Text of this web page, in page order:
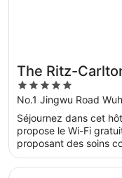
The Ritz-
5
out
of
5
No.1 Jingwu Road
Séjournez dans cet
propose le Wi-Fi
proposant des soins
S’ouvre dans une
Holiday Inn Wuhan